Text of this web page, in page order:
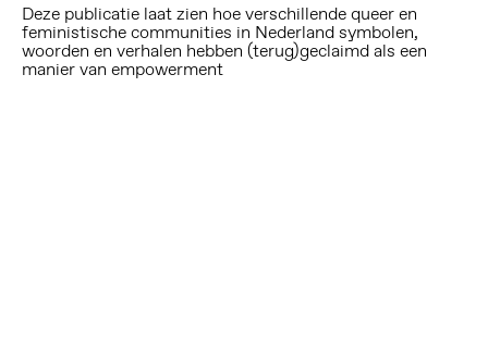
Deze publicatie laat zien hoe verschillende queer en
feministische communities in Nederland symbolen,
woorden en verhalen hebben (terug)geclaimd als een
manier van empowerment